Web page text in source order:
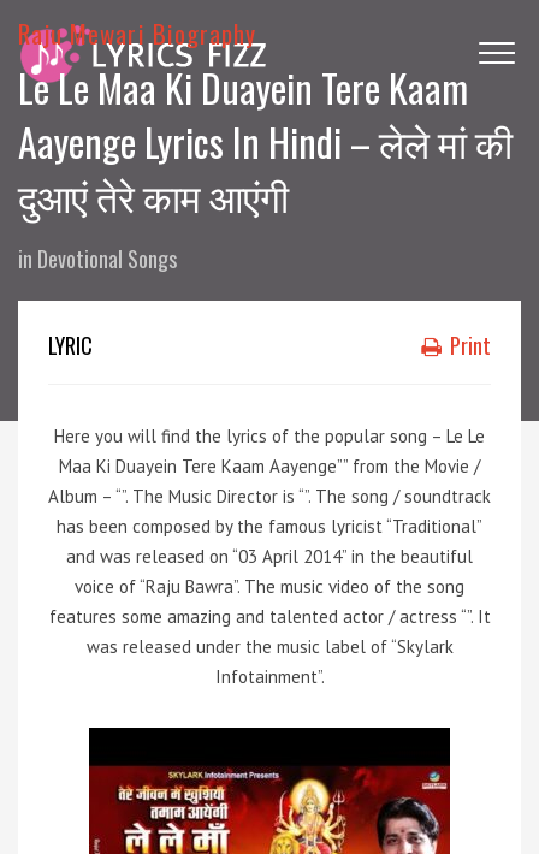
Raju Mewari Biography
Le Le Maa Ki Duayein Tere Kaam
Aayenge Lyrics In Hindi – लेले मां की
दुआएं तेरे काम आएंगी
in Devotional Songs
LYRIC Print
Here you will find the lyrics of the popular song – Le Le
Maa Ki Duayein Tere Kaam Aayenge”” from the Movie /
Album – “”. The Music Director is “”. The song / soundtrack
has been composed by the famous lyricist “Traditional”
and was released on “03 April 2014” in the beautiful
voice of “Raju Bawra”. The music video of the song
features some amazing and talented actor / actress “”. It
was released under the music label of “Skylark
Infotainment”.